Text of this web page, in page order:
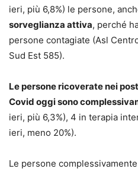
ieri, più 6,8%) le persone,
sorveglianza attiva, perché
persone contagiate (Asl
Sud Est 585).
Le persone ricoverate nei
Covid oggi sono
ieri, più 6,3%), 4 in terapia
ieri, meno 20%).
Le persone